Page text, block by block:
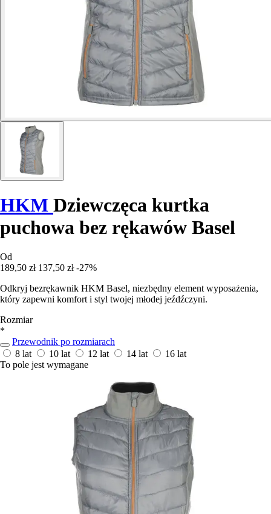
HKM Dziewczęca kurtka
puchowa bez rękawów Basel
Od
189,50 zł 137,50 zł -27%
Odkryj bezrękawnik HKM Basel, niezbędny element wyposażenia,
który zapewni komfort i styl twojej młodej jeźdźczyni.
Rozmiar
*
Przewodnik po rozmiarach
8 lat
10 lat 12 lat 14 lat
16 lat
To pole jest wymagane